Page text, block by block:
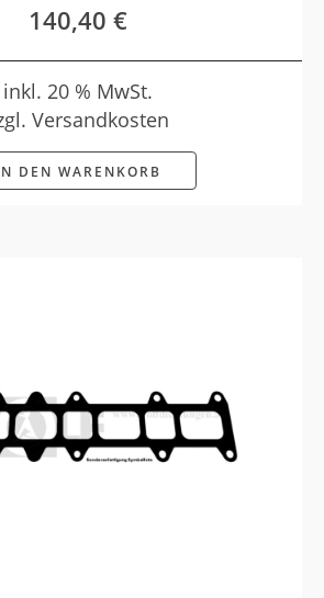
140,40 €
inkl. 20 % MwSt.
Versandkosten
DEN WARENKORB